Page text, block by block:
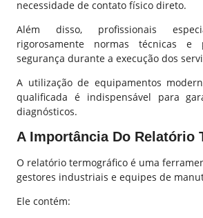
necessidade de contato físico direto.
Além disso, profissionais
rigorosamente normas técnicas e
segurança durante a execução dos
A utilização de equipamentos
qualificada é indispensável para
diagnósticos.
A Importância Do Relatório
O relatório termográfico é uma
gestores industriais e equipes de
Ele contém: